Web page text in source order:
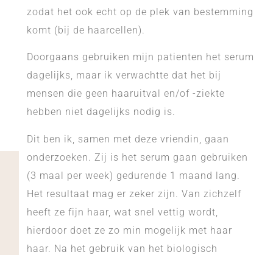
zodat het ook echt op de plek van bestemming
komt (bij de haarcellen).
Doorgaans gebruiken mijn patienten het serum
dagelijks, maar ik verwachtte dat het bij
mensen die geen haaruitval en/of -ziekte
hebben niet dagelijks nodig is.
Dit ben ik, samen met deze vriendin, gaan
onderzoeken. Zij is het serum gaan gebruiken
(3 maal per week) gedurende 1 maand lang.
Het resultaat mag er zeker zijn. Van zichzelf
heeft ze fijn haar, wat snel vettig wordt,
hierdoor doet ze zo min mogelijk met haar
haar. Na het gebruik van het biologisch